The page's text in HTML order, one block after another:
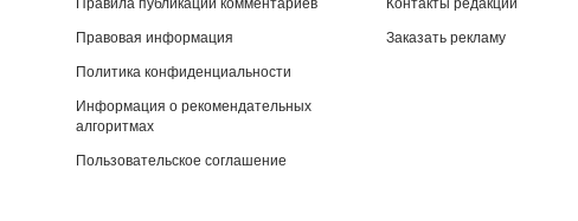
Правила публикации комментариев
Правовая информация
Политика конфиденциальности
Информация о рекомендательных
алгоритмах
Пользовательское соглашение
Контакты редакции
Заказать рекламу